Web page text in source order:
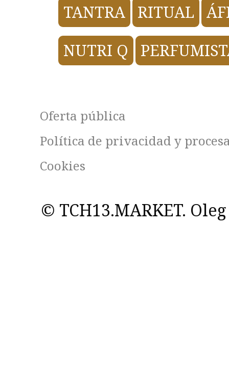
TANTRA
RITUAL
NUTRI Q
Oferta pública
Política de privacidad y
Cookies
© TCH13.MARKET.